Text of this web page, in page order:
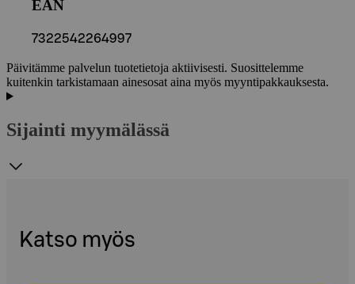
EAN
7322542264997
Päivitämme palvelun tuotetietoja aktiivisesti. Suosittelemme
kuitenkin tarkistamaan ainesosat aina myös myyntipakkauksesta.
Sijainti myymälässä
Katso myös